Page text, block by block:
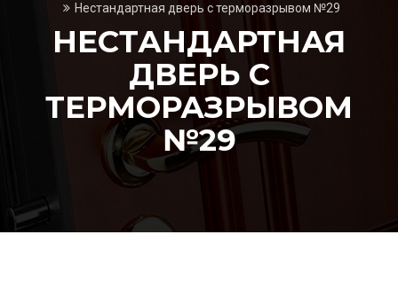
Нестандартная дверь с терморазрывом №29
НЕСТАНДАРТНАЯ
ДВЕРЬ С
ТЕРМОРАЗРЫВОМ
№29